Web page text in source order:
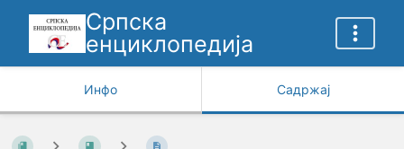
Српска
енциклопедија
Инфо Садржај